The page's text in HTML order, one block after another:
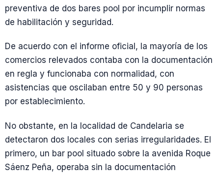
preventiva de dos bares pool por incumplir normas
de habilitación y seguridad.
De acuerdo con el informe oficial, la mayoría de los
comercios relevados contaba con la documentación
en regla y funcionaba con normalidad, con
asistencias que oscilaban entre 50 y 90 personas
por establecimiento.
No obstante, en la localidad de Candelaria se
detectaron dos locales con serias irregularidades. El
primero, un bar pool situado sobre la avenida Roque
Sáenz Peña, operaba sin la documentación